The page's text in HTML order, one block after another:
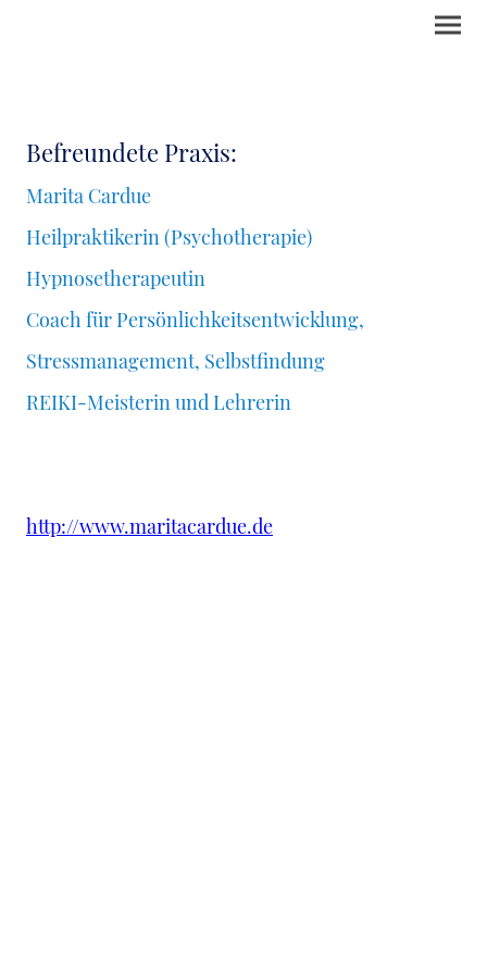
Befreundete Praxis:
Marita Cardue
Heilpraktikerin (Psychotherapie)
Hypnosetherapeutin
Coach für Persönlichkeitsentwicklung,
Stressmanagement, Selbstfindung
REIKI-Meisterin und Lehrerin
http://www.maritacardue.de